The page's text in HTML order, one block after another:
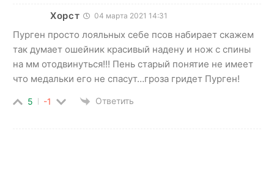
Хорст 04 марта 2021 14:31
Пурген просто лояльных себе псов набирает скажем
так думает ошейник красивый надену и нож с спины
на мм отодвинуться!!! Пень старый понятие не имеет
что медальки его не спасут…гроза гридет Пурген!
5 -1 Ответить